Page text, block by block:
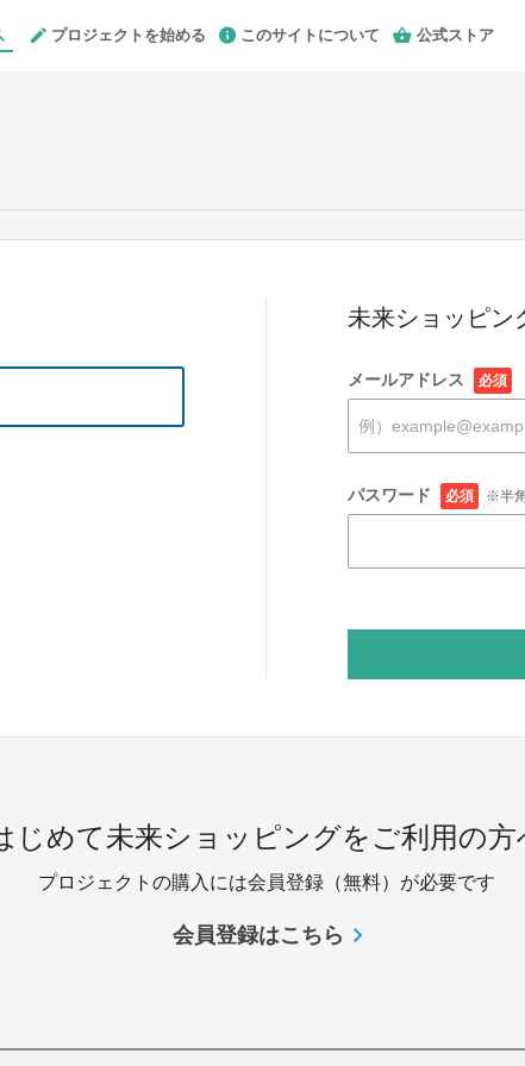
プロジェクトを始める このサイトについて 公式ストア
未来ショッピン
メールアドレス 必須
パスワード 必須 ※半
じめて未来ショッピングをご利用の方
プロジェクトの購入には会員登録（無料）が必要です
会員登録はこちら